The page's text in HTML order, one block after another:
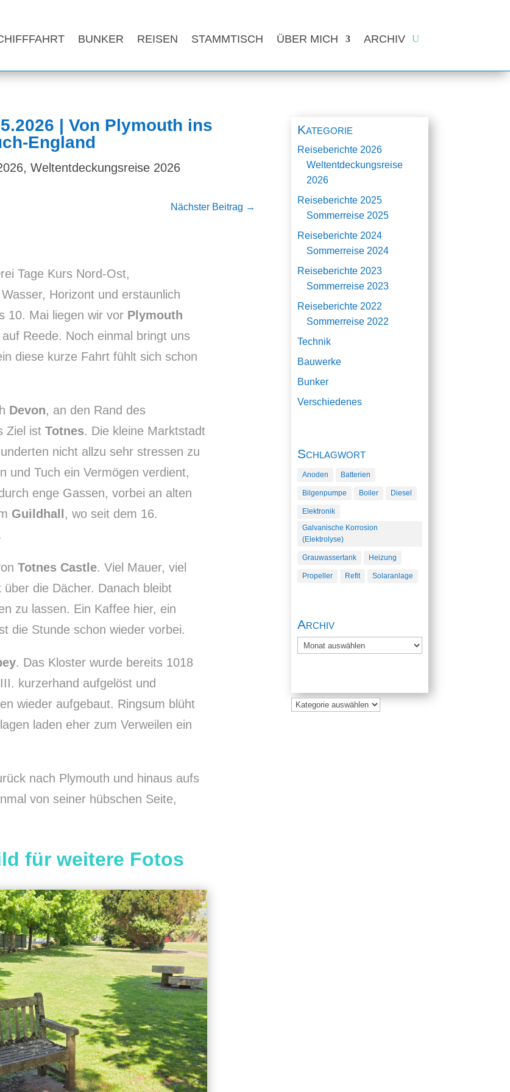
BUNKER REISEN STAMMTISCH ÜBER MICH ARCHIV
| Von Plymouth ins
England
,Weltentdeckungsreise 2026
Nächster Beitrag →
Tage Kurs Nord-Ost,
Horizont und erstaunlich
10. Mai liegen wir vor Plymouth
Reede. Noch einmal bringt uns
diese kurze Fahrt fühlt sich schon
Devon, an den Rand des
Ziel ist Totnes. Die kleine Marktstadt
nicht allzu sehr stressen zu
und Tuch ein Vermögen verdient,
enge Gassen, vorbei an alten
Guildhall
, wo seit dem 16.
Totnes Castle. Viel Mauer, viel
die Dächer. Danach bleibt
zu lassen. Ein Kaffee hier, ein
die Stunde schon wieder vorbei.
. Das Kloster wurde bereits 1018
kurzerhand aufgelöst und
wieder aufgebaut. Ringsum blüht
laden eher zum Verweilen ein
nach Plymouth und hinaus aufs
von seiner hübschen Seite,
für weitere Fotos
Kategorie
Reiseberichte 2026
Weltentdeckungsreise
2026
Reiseberichte 2025
Sommerreise 2025
Reiseberichte 2024
Sommerreise 2024
Reiseberichte 2023
Sommerreise 2023
Reiseberichte 2022
Sommerreise 2022
Technik
Bauwerke
Bunker
Verschiedenes
Schlagwort
Anoden Batterien
Bilgenpumpe Boiler Diesel
Elektronik
Galvanische Korrosion
(Elektrolyse)
Grauwassertank Heizung
Propeller Refit Solaranlage
Archiv
Archiv